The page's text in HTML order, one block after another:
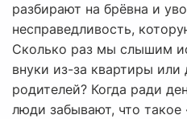
разбирают на брёвна и
несправедливость,
Сколько раз мы слышим
внуки из-за квартиры или
родителей? Когда ради
люди забывают, что